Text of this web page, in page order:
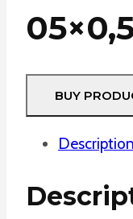
BUY
Description